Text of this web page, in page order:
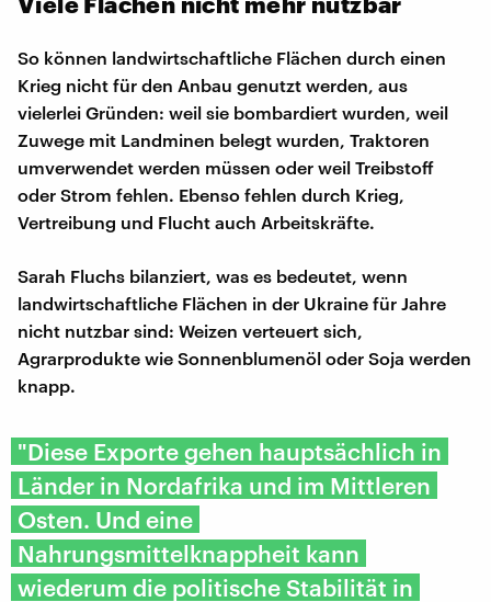
So können landwirtschaftliche Flächen durch einen
Krieg nicht für den Anbau genutzt werden, aus
vielerlei Gründen: weil sie bombardiert wurden, weil
Zuwege mit Landminen belegt wurden, Traktoren
umverwendet werden müssen oder weil Treibstoff
oder Strom fehlen. Ebenso fehlen durch Krieg,
Vertreibung und Flucht auch Arbeitskräfte.
Sarah Fluchs bilanziert, was es bedeutet, wenn
landwirtschaftliche Flächen in der Ukraine für Jahre
nicht nutzbar sind: Weizen verteuert sich,
Agrarprodukte wie Sonnenblumenöl oder Soja werden
knapp.
"Diese Exporte gehen hauptsächlich in
Länder in Nordafrika und im Mittleren
Osten. Und eine
Nahrungsmittelknappheit kann
wiederum die politische Stabilität in